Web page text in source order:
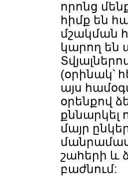
որոնց
հիմք են
մշակման
կարող են
(օրինակ՝
այս
օրենքով
քննարկել
մայր
շահերի և
բաժնում: